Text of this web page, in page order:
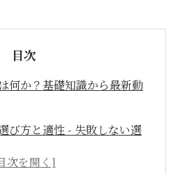
目次
何か？基礎知識から最新動
び方と適性 - 失敗しない選